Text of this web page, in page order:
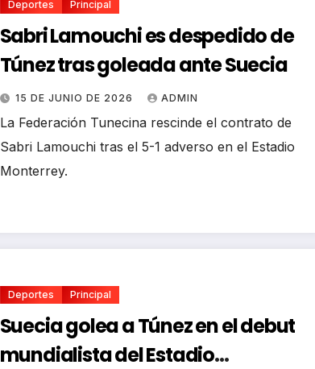
Deportes Principal
Sabri Lamouchi es despedido de
Túnez tras goleada ante Suecia
15 DE JUNIO DE 2026 ADMIN
La Federación Tunecina rescinde el contrato de
Sabri Lamouchi tras el 5-1 adverso en el Estadio
Monterrey.
Deportes Principal
Suecia golea a Túnez en el debut
mundialista del Estadio